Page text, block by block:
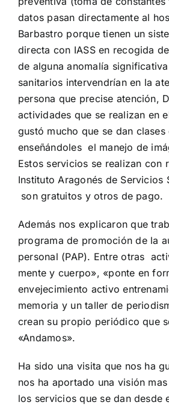
datos pasan directamente al
Barbastro porque tienen un
directa con IASS en recogida
de alguna anomalía
sanitarios intervendrían en la
persona que precise atención,
actividades que se realizan en
gustó mucho que se dan
enseñándoles el manejo de
Estos servicios se realizan con
Instituto Aragonés de Servicios
son gratuitos y otros de pago.
Además nos explicaron que
programa de promoción de la
personal (PAP). Entre otras
mente y cuerpo», «ponte en
envejecimiento activo
memoria y un taller de
crean su propio periódico que
«Andamos».
Ha sido una visita que nos ha
nos ha aportado una visión
los servicios que se dan desde